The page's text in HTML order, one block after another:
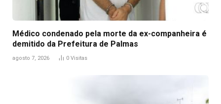
Médico condenado pela morte da ex-companheira é
demitido da Prefeitura de Palmas
agosto 7, 2026 0 Visitas